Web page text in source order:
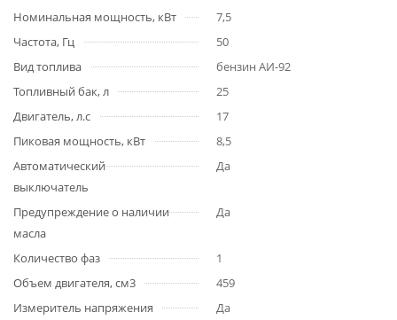
Номинальная мощность, кВт
7,5
Частота, Гц
50
Вид топлива
бензин АИ-92
Топливный бак, л
25
Двигатель, л.с
17
Пиковая мощность, кВт
8,5
Автоматический
выключатель
Да
Предупреждение о наличии
масла
Да
Количество фаз
1
Объем двигателя, см3
459
Измеритель напряжения
Да